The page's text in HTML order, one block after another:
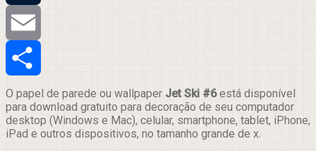
Tumblr
Email
Compartilhar
O papel de parede ou wallpaper Jet Ski #6está disponível
para download gratuito para decoração de seu computador
desktop (Windows e Mac), celular, smartphone, tablet, iPhone,
iPad e outros dispositivos, no tamanho grande de x.